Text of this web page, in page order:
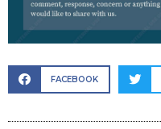
FACEBOOK